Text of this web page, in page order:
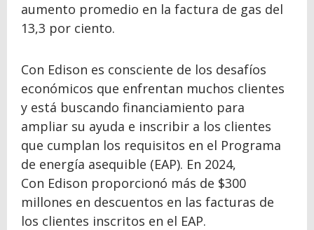
aumento promedio en la factura de gas del
13,3 por ciento.
Con Edison es consciente de los desafíos
económicos que enfrentan muchos clientes
y está buscando financiamiento para
ampliar su ayuda e inscribir a los clientes
que cumplan los requisitos en el Programa
de energía asequible (EAP). En 2024,
Con Edison proporcionó más de $300
millones en descuentos en las facturas de
los clientes inscritos en el EAP.